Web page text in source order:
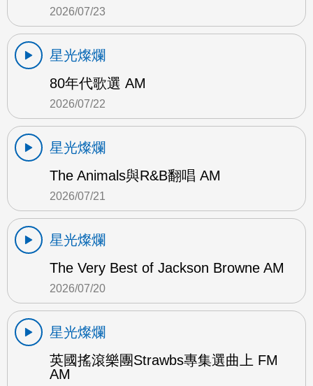
2026/07/23
星光燦爛
80年代歌選 AM
2026/07/22
星光燦爛
The Animals與R&B翻唱 AM
2026/07/21
星光燦爛
The Very Best of Jackson Browne AM
2026/07/20
星光燦爛
英國搖滾樂團Strawbs專集選曲上 FM
AM